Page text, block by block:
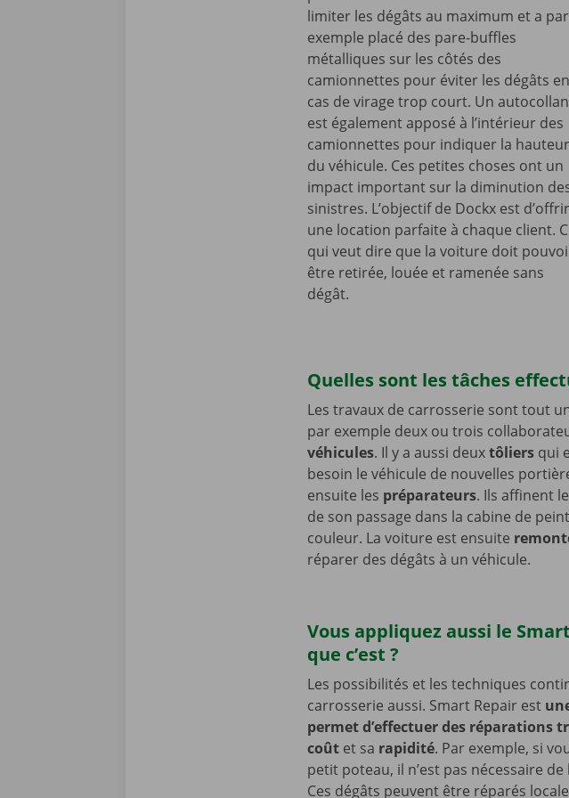
limiter les dégâts au maximum et a par
exemple placé des pare-buffles
métalliques sur les côtés des
camionnettes pour éviter les dégâts en
cas de virage trop court. Un
est également apposé à l’intérieur des
camionnettes pour indiquer la hauteur
du véhicule. Ces petites choses ont un
impact important sur la diminution
sinistres. L’objectif de Dockx est d’offrir
une location parfaite à chaque client.
qui veut dire que la voiture doit
être retirée, louée et ramenée sans
dégât.
Quelles sont les tâches
Les travaux de carrosserie sont tout
par exemple deux ou trois
véhicules. Il y a aussi deuxtôliers qui
besoin le véhicule de nouvelles
ensuite les préparateurs. Ils affinent
de son passage dans la cabine de
couleur. La voiture est ensuite
réparer des dégâts à un véhicule.
Vous appliquez aussi le
que c’est ?
Les possibilités et les techniques
carrosserie aussi. Smart Repair est
permet d’effectuer des réparations
coûtet sa rapidité. Par exemple, si
petit poteau, il n’est pas nécessaire
Ces dégâts peuvent être réparés